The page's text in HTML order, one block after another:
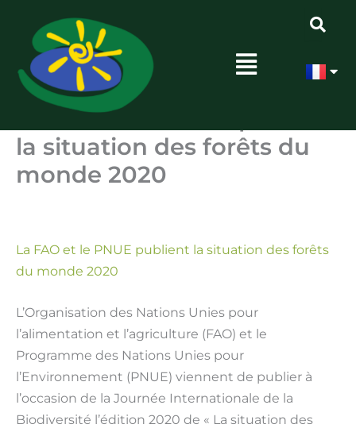
contenu
Menu
Accueil
Ressources
La FAO et le PNUE publient la situation des forêts
du monde 2020
La FAO et le PNUE publient
la situation des forêts du
monde 2020
La FAO et le PNUE publient la situation des forêts
du monde 2020
L’Organisation des Nations Unies pour
l’alimentation et l’agriculture (FAO) et le
Programme des Nations Unies pour
l’Environnement (PNUE) viennent de publier à
l’occasion de la Journée Internationale de la
Biodiversité l’édition 2020 de « La situation des